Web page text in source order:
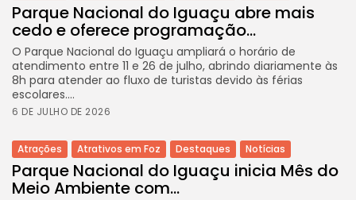
Parque Nacional do Iguaçu abre mais
cedo e oferece programação...
O Parque Nacional do Iguaçu ampliará o horário de
atendimento entre 11 e 26 de julho, abrindo diariamente às
8h para atender ao fluxo de turistas devido às férias
escolares....
6 DE JULHO DE 2026
Atrações Atrativos em Foz Destaques Notícias
Parque Nacional do Iguaçu inicia Mês do
Meio Ambiente com...